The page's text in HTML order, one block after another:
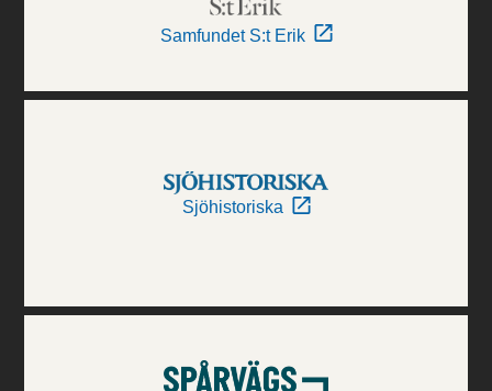
Samfundet S:t Erik
Sjöhistoriska